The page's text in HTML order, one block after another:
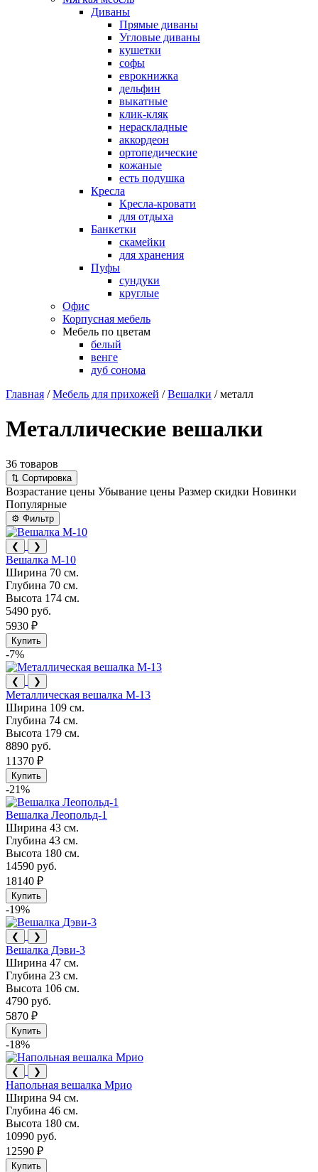
Диваны
Прямые диваны
Угловые диваны
кушетки
софы
еврокнижка
дельфин
выкатные
клик-кляк
нераскладные
аккордеон
ортопедические
кожаные
есть подушка
Кресла
Кресла-кровати
для отдыха
Банкетки
скамейки
для хранения
Пуфы
сундуки
круглые
Офис
Корпусная мебель
Мебель по цветам
белый
венге
дуб сонома
Главная / Мебель для прихожей / Вешалки /металл
Металлические вешалки
36 товаров
⇅ Сортировка
Возрастание цены Убывание цены Размер скидки Новинки
Популярные
⚙ Фильтр
❮ ❯
Вешалка М-10
Ширина 70 см.
Глубина 70 см.
Высота 174 см.
5490 руб.
5930 ₽
Купить
-7%
❮ ❯
Металлическая вешалка М-13
Ширина 109 см.
Глубина 74 см.
Высота 179 см.
8890 руб.
11370 ₽
Купить
-21%
Вешалка Леопольд-1
Ширина 43 см.
Глубина 43 см.
Высота 180 см.
14590 руб.
18140 ₽
Купить
-19%
❮ ❯
Вешалка Дэви-3
Ширина 47 см.
Глубина 23 см.
Высота 106 см.
4790 руб.
5870 ₽
Купить
-18%
❮ ❯
Напольная вешалка Мрио
Ширина 94 см.
Глубина 46 см.
Высота 180 см.
10990 руб.
12590 ₽
Купить